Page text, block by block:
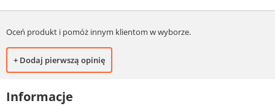
Oceń produkt i pomóż innym klientom w wyborze.
+ Dodaj pierwszą opinię
Informacje